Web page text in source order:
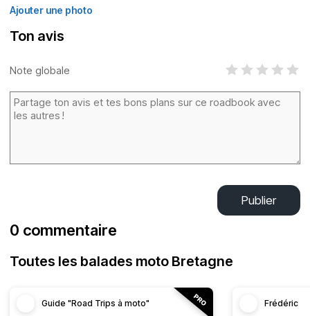
Ajouter une photo
Ton avis
Note globale
Publier
0 commentaire
Toutes les balades moto Bretagne
Guide "Road Trips à moto" Frédéric